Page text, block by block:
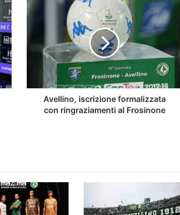
Avellino,
iscrizione
formalizzata
ringraziamenti
Frosinone
Avellino, iscrizione formalizzata
con ringraziamenti al Frosinone